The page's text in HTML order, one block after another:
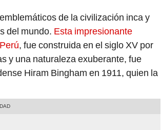
de la civilización inca y
del mundo. Esta impresionante
, fue construida en el siglo XV por
y una naturaleza exuberante, fue
Hiram Bingham en 1911, quien la